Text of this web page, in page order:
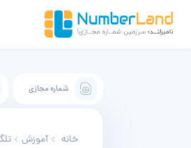
شماره مجازی
خانه آموزش